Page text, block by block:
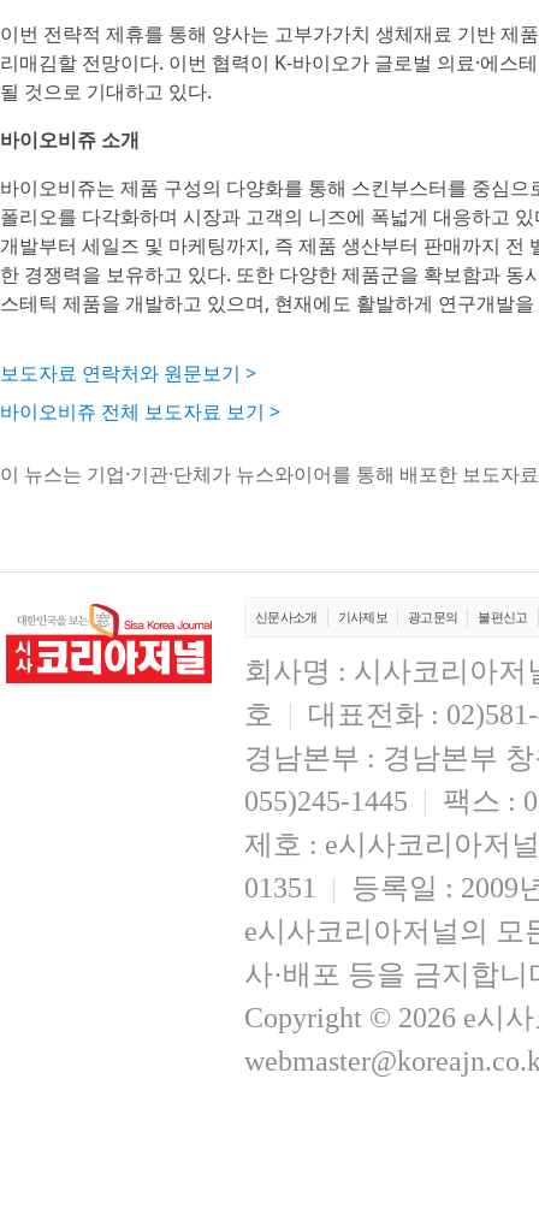
이번 전략적 제휴를 통해 양사는 고부가가치 생체재료 기반 제
리매김할 전망이다. 이번 협력이 K-바이오가 글로벌 의료·에스
될 것으로 기대하고 있다.
바이오비쥬 소개
바이오비쥬는 제품 구성의 다양화를 통해 스킨부스터를 중심
폴리오를 다각화하며 시장과 고객의 니즈에 폭넓게 대응하고
개발부터 세일즈 및 마케팅까지, 즉 제품 생산부터 판매까지
한 경쟁력을 보유하고 있다. 또한 다양한 제품군을 확보함과
스테틱 제품을 개발하고 있으며, 현재에도 활발하게 연구개발
보도자료 연락처와 원문보기 >
바이오비쥬 전체 보도자료 보기 >
이 뉴스는 기업·기관·단체가 뉴스와이어를 통해 배포한 보도자